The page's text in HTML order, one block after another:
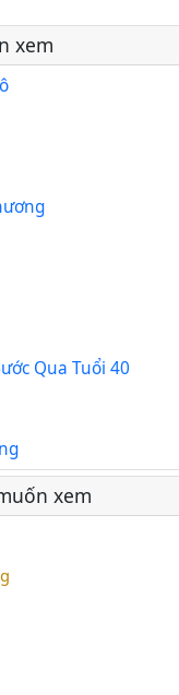
xem
Qua Tuổi 40
xem